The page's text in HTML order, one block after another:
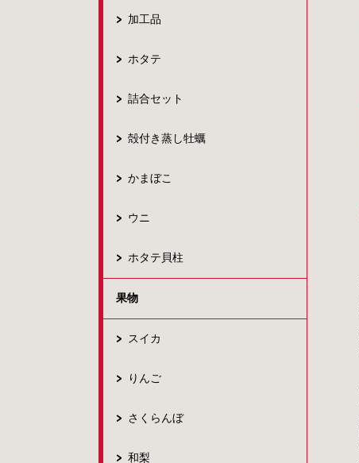
加工品
ホタテ
詰合セット
殻付き蒸し牡蠣
かまぼこ
ウニ
ホタテ貝柱
果物
スイカ
りんご
さくらんぼ
和梨